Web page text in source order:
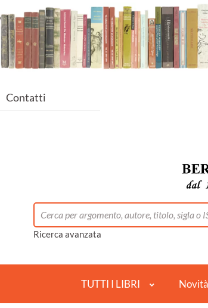
Contatti
Ricerca avanzata
TUTTI I LIBRI Novità